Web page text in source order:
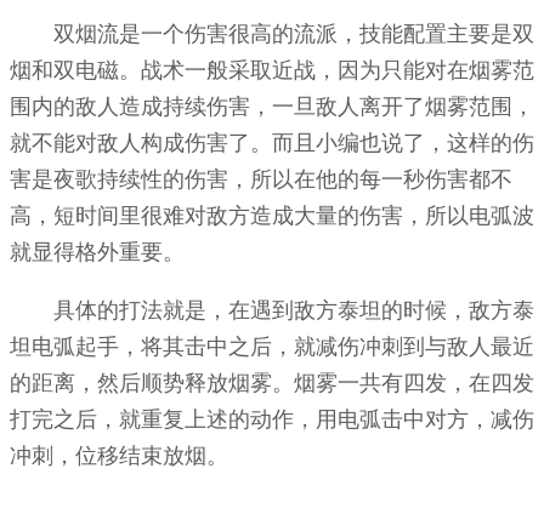
双烟流是一个伤害很高的流派，技能配置主要是双
烟和双电磁。战术一般采取近战，因为只能对在烟雾范
围内的敌人造成持续伤害，一旦敌人离开了烟雾范围，
就不能对敌人构成伤害了。而且小编也说了，这样的伤
害是夜歌持续性的伤害，所以在他的每一秒伤害都不
高，短时间里很难对敌方造成大量的伤害，所以电弧波
就显得格外重要。
具体的打法就是，在遇到敌方泰坦的时候，敌方泰
坦电弧起手，将其击中之后，就减伤冲刺到与敌人最近
的距离，然后顺势释放烟雾。烟雾一共有四发，在四发
打完之后，就重复上述的动作，用电弧击中对方，减伤
冲刺，位移结束放烟。